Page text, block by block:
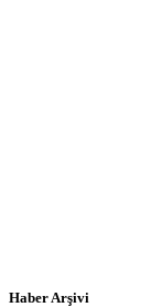
Haber Arşivi